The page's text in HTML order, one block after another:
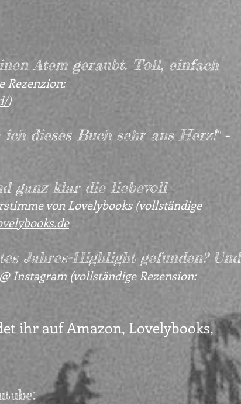
Atem geraubt. Toll, einfach
Rezenzion:
)
dieses Buch sehr ans Herz!" -
ganz klar die liebevoll
von Lovelybooks (vollständige
Jahres-Highlight gefunden? Und
Instagram (vollständige Rezension:
ihr auf Amazon, Lovelybooks,